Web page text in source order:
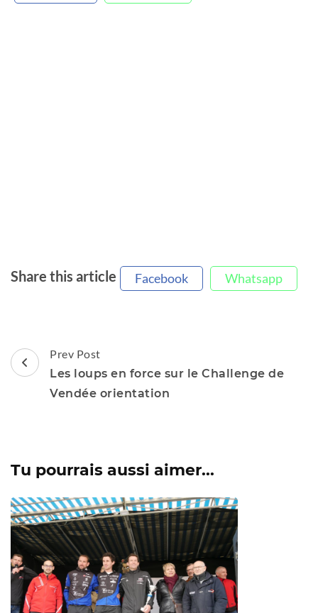
Share this article Facebook Whatsapp
Post
Navigation
Prev Post
Les loups en force sur le Challenge de
Vendée orientation
Tu pourrais aussi aimer...